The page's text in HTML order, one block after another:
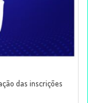
das inscrições